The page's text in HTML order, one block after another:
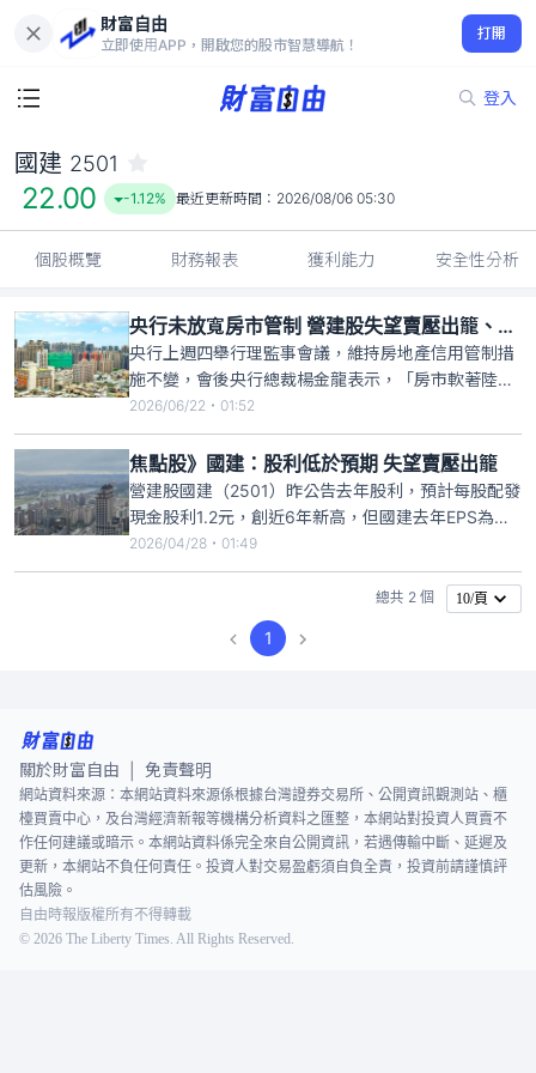
財富自由
立即使用APP，開啟您的股市智慧導航！
打開
登入
22.00
-1.12%
國建 2501
22.00 -1.12% 最近更新時間： 2026/08/06 05:30
個股概覽 財務報表 獲利能力 安全性分析
央行未放寬房市管制 營建股失望賣壓出籠、逆勢重挫3％
央行上週四舉行理監事會議，維持房地產信用管制措
施不變，會後央行總裁楊金龍表示，「房市軟著陸的
速度有點慢」，失望性賣壓今籠罩營建股，大盤大漲
超過千點創新高，營建指數早盤反向重挫3%。截至
9:35分，營建股股價跌幅逾5%個股包括國建
（2501）、潤隆（1808）、冠德（2520）、京城
（2524）、長虹
2026/06/22・01:52
焦點股》國建：股利低於預期 失望賣壓出籠
營建股國建（2501）昨公告去年股利，預計每股配發
現金股利1.2元，創近6年新高，但國建去年EPS為
2.83元，原本市場預期股利至少有1.5元、配發率超
過5成，但昨天公告的配發率僅42%，低於市場預
期，導致國建股價今重挫跌停。截至9:37分，國建股
價暫報跌停價23.9元，成交量逾1萬張。
2026/04/28・01:49
總共 2 個 10/頁
1
關於財富自由 免責聲明
網站資料來源：本網站資料來源係根據台灣證券交易所、公開資訊觀測站、櫃
檯買賣中心，及台灣經濟新報等機構分析資料之匯整，本網站對投資人買賣不
作任何建議或暗示。本網站資料係完全來自公開資訊，若遇傳輸中斷、延遲及
更新，本網站不負任何責任。投資人對交易盈虧須自負全責，投資前請謹慎評
估風險。
自由時報版權所有不得轉載
© 2026 The Liberty Times. All Rights Reserved.